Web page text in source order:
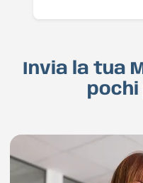
Invia la tua